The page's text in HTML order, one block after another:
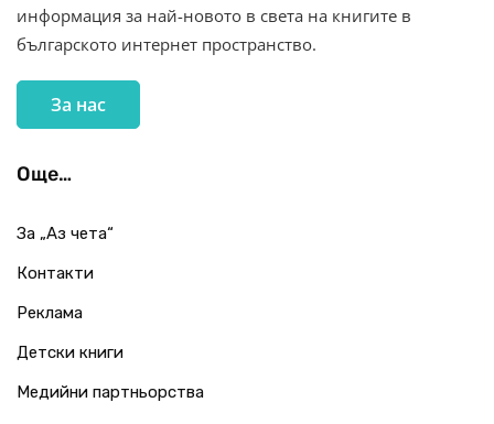
информация за най-новото в света на книгите в
българското интернет пространство.
За нас
Още…
За „Аз чета“
Контакти
Реклама
Детски книги
Медийни партньорства